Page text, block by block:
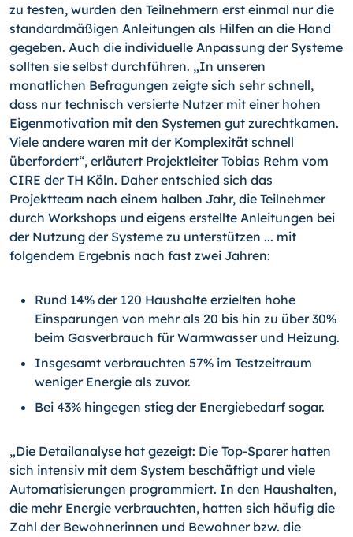
zu testen, wurden den Teilnehmern erst einmal nur die
standardmäßigen Anleitungen als Hilfen an die Hand
gegeben. Auch die individuelle Anpassung der Systeme
sollten sie selbst durchführen. „In unseren
monatlichen Befragungen zeigte sich sehr schnell,
dass nur technisch versierte Nutzer mit einer hohen
Eigenmotivation mit den Systemen gut zurechtkamen.
Viele andere waren mit der Komplexität schnell
überfordert“, erläutert Projektleiter Tobias Rehm vom
CIRE der TH Köln. Daher entschied sich das
Projektteam nach einem halben Jahr, die Teilnehmer
durch Workshops und eigens erstellte Anleitungen bei
der Nutzung der Systeme zu unterstützen ... mit
folgendem Ergebnis nach fast zwei Jahren:
Rund 14% der 120 Haushalte erzielten hohe
Einsparungen von mehr als 20 bis hin zu über 30%
beim Gasverbrauch für Warmwasser und Heizung.
Insgesamt verbrauchten 57% im Testzeitraum
weniger Energie als zuvor.
Bei 43% hingegen stieg der Energiebedarf sogar.
„Die Detailanalyse hat gezeigt: Die Top-Sparer hatten
sich intensiv mit dem System beschäftigt und viele
Automatisierungen programmiert. In den Haushalten,
die mehr Energie verbrauchten, hatten sich häufig die
Zahl der Bewohnerinnen und Bewohner bzw. die